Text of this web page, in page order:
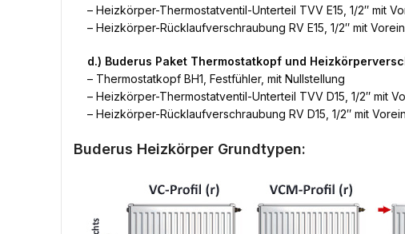
– Heizkörper-Thermostatventil-Unterteil TVV E15, 1/2″ mit
– Heizkörper-Rücklaufverschraubung RV E15, 1/2″ mit
d.) Buderus Paket Thermostatkopf und
– Thermostatkopf BH1, Festfühler, mit Nullstellung
– Heizkörper-Thermostatventil-Unterteil TVV D15, 1/2″ mit
– Heizkörper-Rücklaufverschraubung RV D15, 1/2″ mit
Buderus Heizkörper Grundtypen: